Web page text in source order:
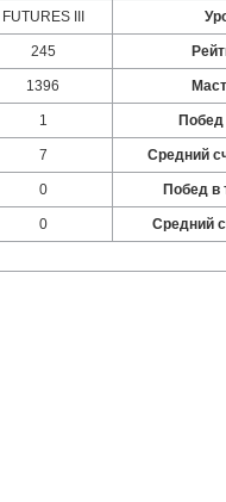
FUTURES III
245
1396
1 Побед
7 Средний
0 Побед в
0 Средний